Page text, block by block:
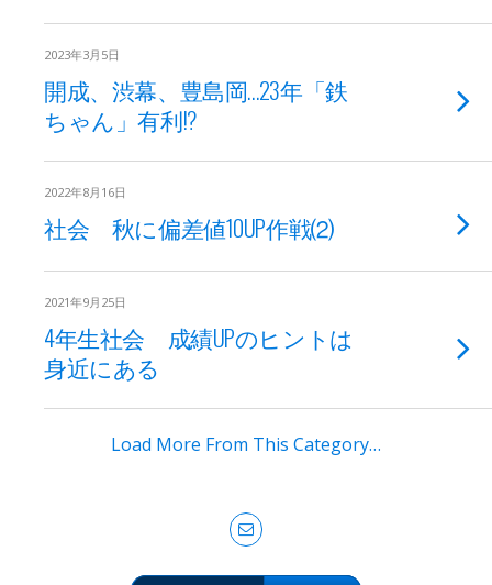
2023年3月5日
開成、渋幕、豊島岡…23年「鉄
ちゃん」有利!?
2022年8月16日
社会 秋に偏差値10UP作戦⑵
2021年9月25日
4年生社会 成績UPのヒントは
身近にある
Load More From This Category…